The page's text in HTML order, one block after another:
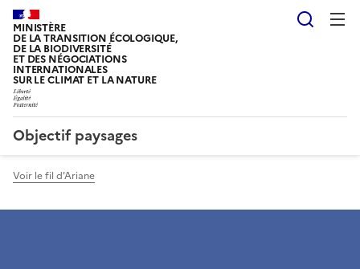
MINISTÈRE
DE LA TRANSITION ÉCOLOGIQUE,
DE LA BIODIVERSITÉ
ET DES NÉGOCIATIONS
INTERNATIONALES
SUR LE CLIMAT ET LA NATURE
Objectif paysages
Voir le fil d'Ariane